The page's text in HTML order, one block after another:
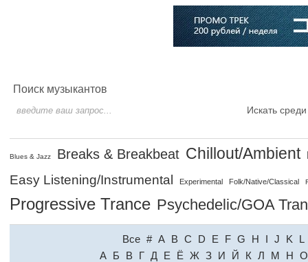
Поиск музыкантов
Искать
Blues & Jazz Breaks & Breakbeat Chillout/Ambient
Easy Listening/Instrumental Experimental Folk/Native/Classical
Progressive Trance Psychedelic/GOA
Все # A B C D E F G H I J K
L
A Б В Г Д Е Ё Ж З И Й К Л М Н О